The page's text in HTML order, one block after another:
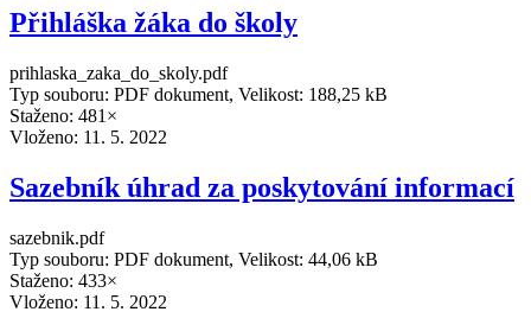
Přihláška žáka do školy
prihlaska_zaka_do_skoly.pdf
Typ souboru: PDF dokument, Velikost: 188,25 kB
Staženo: 481×
Vloženo: 11. 5. 2022
Sazebník úhrad za poskytování informací
sazebnik.pdf
Typ souboru: PDF dokument, Velikost: 44,06 kB
Staženo: 433×
Vloženo: 11. 5. 2022